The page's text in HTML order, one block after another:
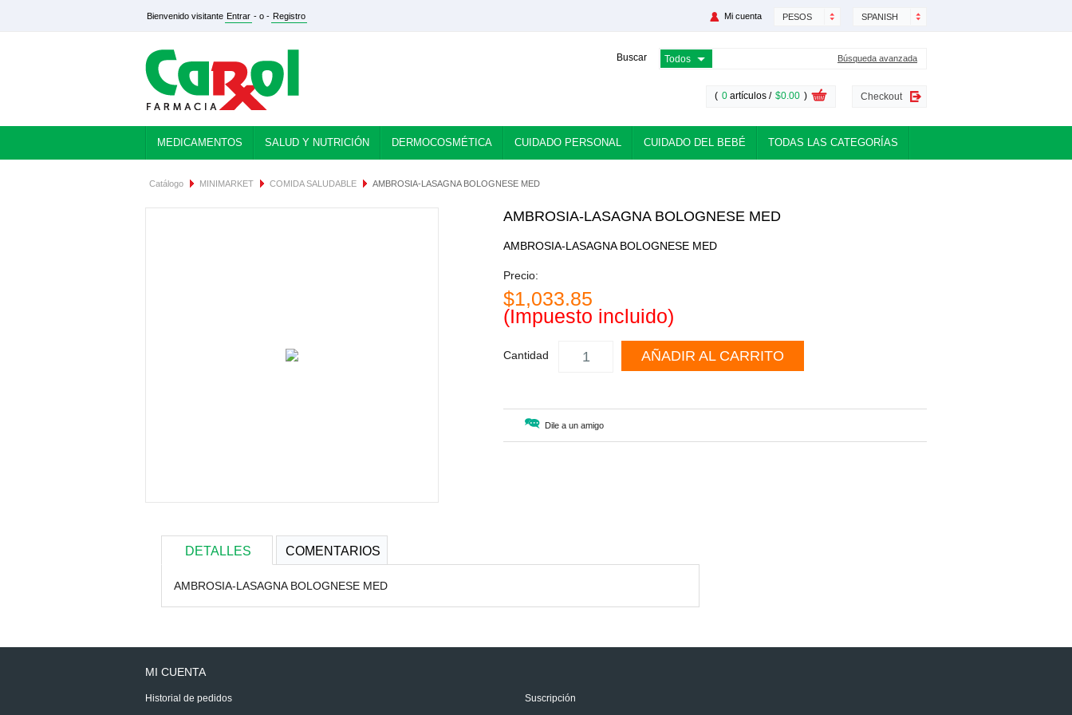
Bienvenido visitante Entrar - o - Registro SPANISH
PESOS
Mi cuenta
Buscar Búsqueda avanzada
( 0 artículos / $0.00 ) Checkout
MEDICAMENTOS SALUD Y NUTRICIÓN DERMOCOSMÉTICA CUIDADO PERSONAL CUIDADO DEL BEBÉ TODAS LAS CATEGORÍAS
Catálogo MINIMARKET COMIDA SALUDABLE AMBROSIA-LASAGNA BOLOGNESE MED
AMBROSIA-LASAGNA BOLOGNESE MED
AMBROSIA-LASAGNA BOLOGNESE MED
Precio:
$1,033.85
(Impuesto incluido)
Cantidad AÑADIR AL CARRITO
Dile a un amigo
DETALLES COMENTARIOS
AMBROSIA-LASAGNA BOLOGNESE MED
MI CUENTA
Historial de pedidos Suscripción